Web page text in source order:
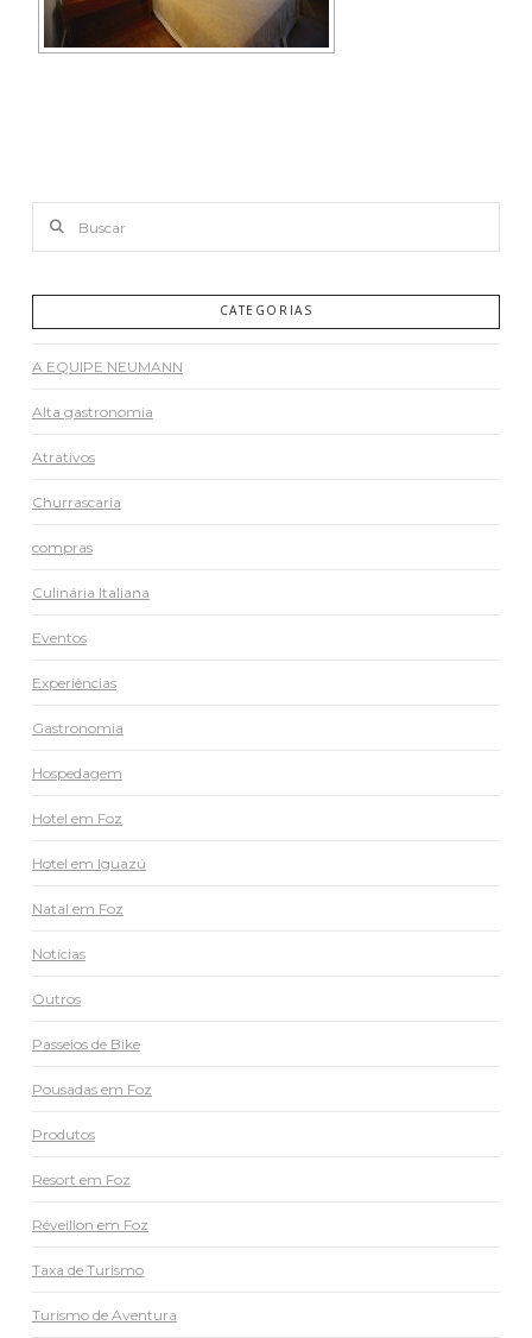
CATEGORIAS
A EQUIPE NEUMANN
Alta gastronomia
Atrativos
Churrascaria
compras
Culinária Italiana
Eventos
Experiências
Gastronomia
Hospedagem
Hotel em Foz
Hotel em Iguazú
Natal em Foz
Notícias
Outros
Passeios de Bike
Pousadas em Foz
Produtos
Resort em Foz
Réveillon em Foz
Taxa de Turismo
Turismo de Aventura